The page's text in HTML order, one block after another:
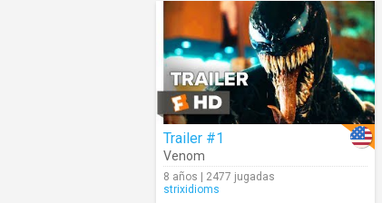
Trailer #1
Venom
8 años | 2477 jugadas
strixidioms